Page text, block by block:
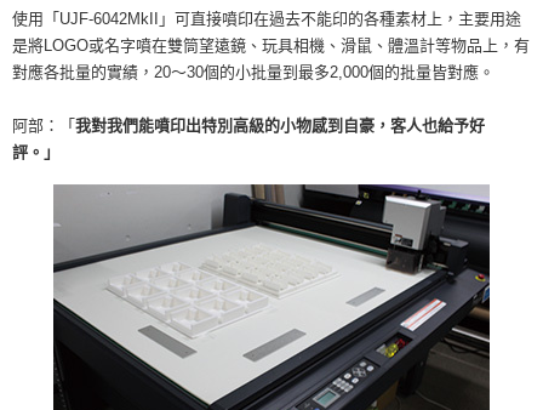
使用「UJF-6042MkII」可直接噴印在過去不能印的各種素材上，主要用途
是將LOGO或名字噴在雙筒望遠鏡、玩具相機、滑鼠、體溫計等物品上，有
對應各批量的實績，20～30個的小批量到最多2,000個的批量皆對應。
阿部：「我對我們能噴印出特別高級的小物感到自豪，客人也給予好
評。」